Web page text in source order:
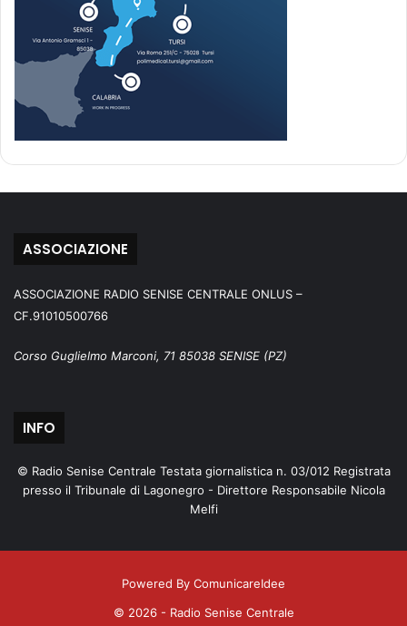
ASSOCIAZIONE
ASSOCIAZIONE RADIO SENISE CENTRALE ONLUS –
CF.91010500766
Corso Guglielmo Marconi, 71 85038 SENISE (PZ)
INFO
© Radio Senise Centrale Testata giornalistica n. 03/012 Registrata
presso il Tribunale di Lagonegro - Direttore Responsabile Nicola
Melfi
Powered By ComunicareIdee
© 2026 - Radio Senise Centrale